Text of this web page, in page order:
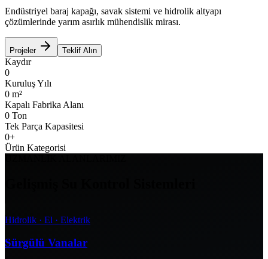
Endüstriyel baraj kapağı, savak sistemi ve hidrolik altyapı
çözümlerinde yarım asırlık mühendislik mirası.
Projeler Teklif Alın
Kaydır
0
Kuruluş Yılı
0 m²
Kapalı Fabrika Alanı
0 Ton
Tek Parça Kapasitesi
0+
Ürün Kategorisi
Hidrolik · El · Elektrik
Sürgülü Vanalar